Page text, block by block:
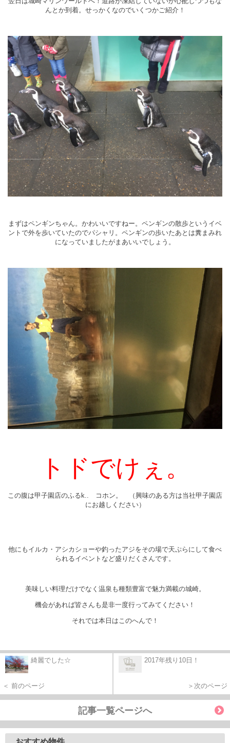
んとか到着。せっかくなのでいくつかご紹介！
まずはペンギンちゃん。かわいいですねー。ペンギンの散歩というイベ
ントで外を歩いていたのでパシャリ。ペンギンの歩いたあとは糞まみれ
になっていましたがまあいいでしょう。
トドでけぇ。
この腹は甲子園店のふるk.. コホン。 （興味のある方は当社甲子園店
にお越しください）
他にもイルカ・アシカショーや釣ったアジをその場で天ぷらにして食べ
られるイベントなど盛りだくさんです。
美味しい料理だけでなく温泉も種類豊富で魅力満載の城崎。
機会があれば皆さんも是非一度行ってみてください！
それでは本日はこのへんで！
綺麗でした☆
＜ 前のページ
2017年残り10日！
＞次のページ
記事一覧ページへ